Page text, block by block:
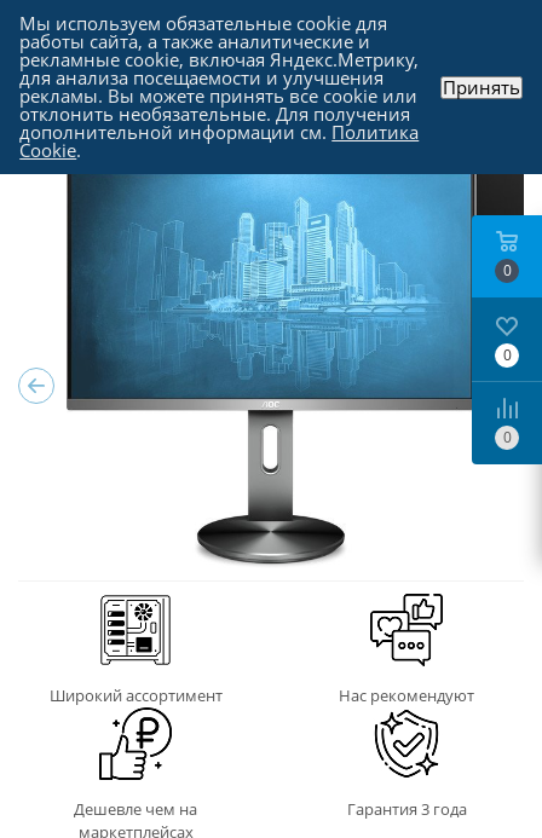
Каталог - Мониторы
Широкий ассортимент Нас рекомендуют
Дешевле чем на
маркетплейсах
Гарантия 3 года
0
0
0
Мы используем обязательные cookie для
работы сайта, а также аналитические и
рекламные cookie, включая Яндекс.Метрику,
для анализа посещаемости и улучшения
рекламы. Вы можете принять все cookie или
отклонить необязательные. Для получения
дополнительной информации см. Политика
Cookie.
Принять